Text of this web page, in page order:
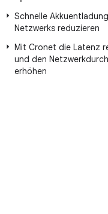
Schnelle
Netzwerks reduzieren
Mit Cronet die Latenz
und den
erhöhen